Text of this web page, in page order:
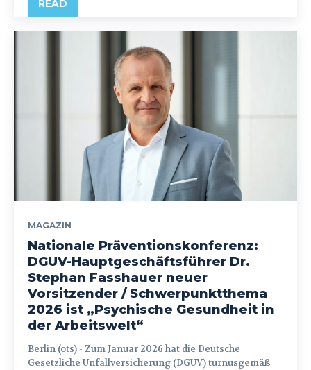
READ
MAGAZIN
Nationale Präventionskonferenz:
DGUV-Hauptgeschäftsführer Dr.
Stephan Fasshauer neuer
Vorsitzender / Schwerpunktthema
2026 ist „Psychische Gesundheit in
der Arbeitswelt“
Berlin (ots) - Zum Januar 2026 hat die Deutsche
Gesetzliche Unfallversicherung (DGUV) turnusgemäß